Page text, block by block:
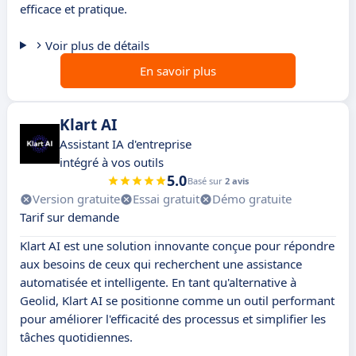
efficace et pratique.
Voir plus de détails
En savoir plus
Klart AI
Assistant IA d'entreprise
intégré à vos outils
5.0Basé sur 2 avis
Version gratuite Essai gratuit
Démo gratuite
Tarif sur demande
Klart AI est une solution innovante conçue pour répondre
aux besoins de ceux qui recherchent une assistance
automatisée et intelligente. En tant qu'alternative à
Geolid, Klart AI se positionne comme un outil performant
pour améliorer l'efficacité des processus et simplifier les
tâches quotidiennes.